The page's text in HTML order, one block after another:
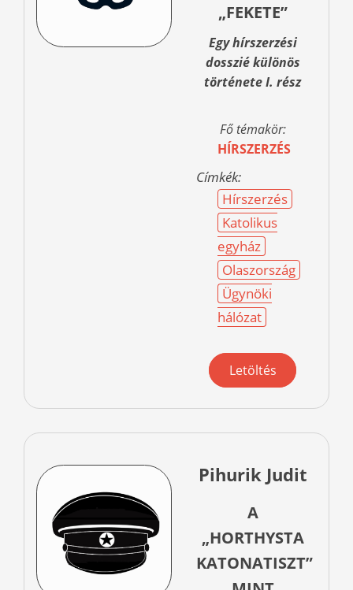
„FEKETE”
Egy hírszerzési
dosszié különös
története I. rész
Fő témakör:
HÍRSZERZÉS
Címkék:
Hírszerzés
Katolikus
egyház
Olaszország
Ügynöki
hálózat
Letöltés
Pihurik Judit
A
„HORTHYSTA
KATONATISZT”